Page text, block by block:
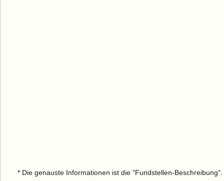
* Die genauste Informationen ist die "Fundstellen-